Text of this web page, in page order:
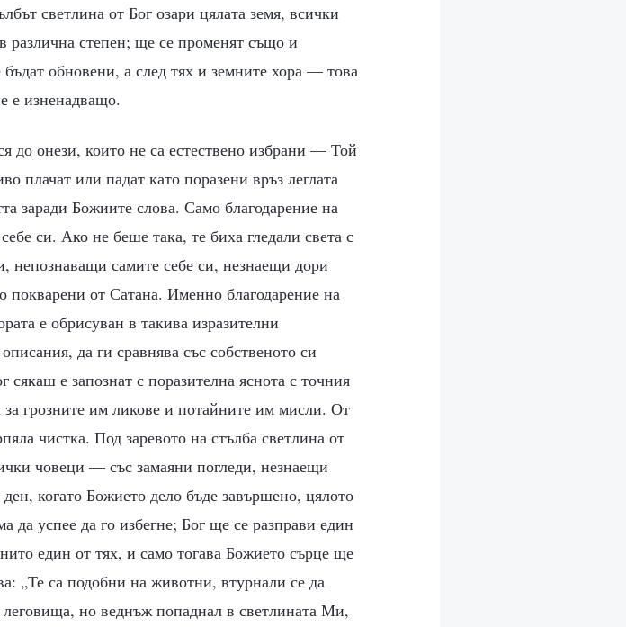
светлина от Бог озари цялата земя, всички
различна степен; ще се променят също и
обновени, а след тях и земните хора — това
е изненадващо.
до онези, които не са естествено избрани — Той
плачат или падат като поразени връз леглата
заради Божиите слова. Само благодарение на
си. Ако не беше така, те биха гледали света с
самите себе си, незнаещи дори
покварени от Сатана. Именно благодарение на
е обрисуван в такива изразителни
да ги сравнява със собственото си
е запознат с поразителна яснота с точния
грозните им ликове и потайните им мисли. От
чистка. Под заревото на стълба светлина от
човеци — със замаяни погледи, незнаещи
когато Божието дело бъде завършено, цялото
да успее да го избегне; Бог ще се разправи един
един от тях, и само тогава Божието сърце ще
„Те са подобни на животни, втурнали се да
но веднъж попаднал в светлината Ми,